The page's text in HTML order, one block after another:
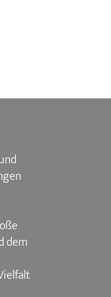
dem